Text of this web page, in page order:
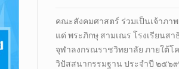
คณะสังคมศาสตร์ ร่วมเป็นเจ้าภา
แด่ พระภิกษุ สามเณร โรงเรียนส
จุฬาลงกรณราชวิทยาลัย ภายใต้โ
วิปัสสนากรรมฐาน ประจำปี ๒๕๖๙